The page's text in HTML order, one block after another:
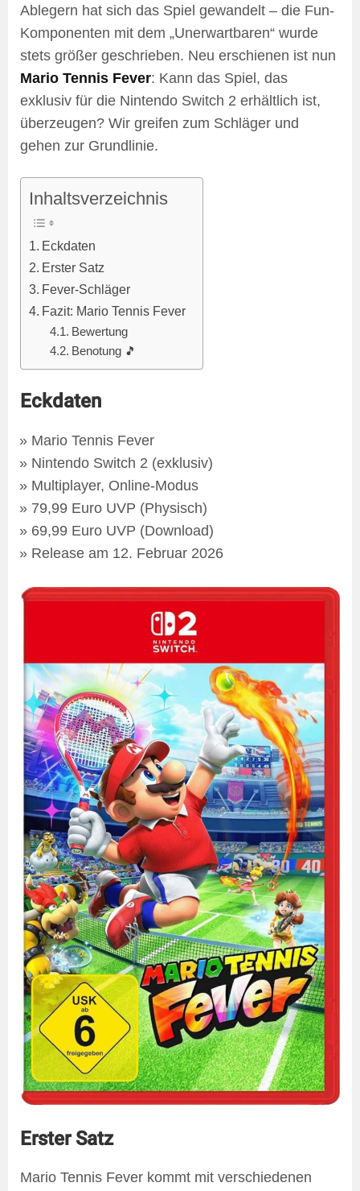
Ablegern hat sich das Spiel gewandelt – die Fun-
Komponenten mit dem „Unerwartbaren“ wurde
stets größer geschrieben. Neu erschienen ist nun
Mario Tennis Fever: Kann das Spiel, das
exklusiv für die Nintendo Switch 2 erhältlich ist,
überzeugen? Wir greifen zum Schläger und
gehen zur Grundlinie.
Inhaltsverzeichnis
Eckdaten
Erster Satz
Fever-Schläger
Fazit: Mario Tennis Fever
Bewertung
Benotung 🎵
Eckdaten
Mario Tennis Fever
Nintendo Switch 2 (exklusiv)
Multiplayer, Online-Modus
79,99 Euro UVP (Physisch)
69,99 Euro UVP (Download)
Release am 12. Februar 2026
Erster Satz
Mario Tennis Fever kommt mit verschiedenen